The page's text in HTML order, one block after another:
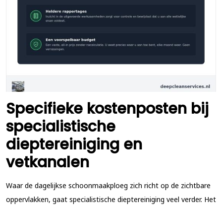
Specifieke kostenposten bij
specialistische
dieptereiniging en
vetkanalen
Waar de dagelijkse schoonmaakploeg zich richt op de zichtbare
oppervlakken, gaat specialistische dieptereiniging veel verder. Het